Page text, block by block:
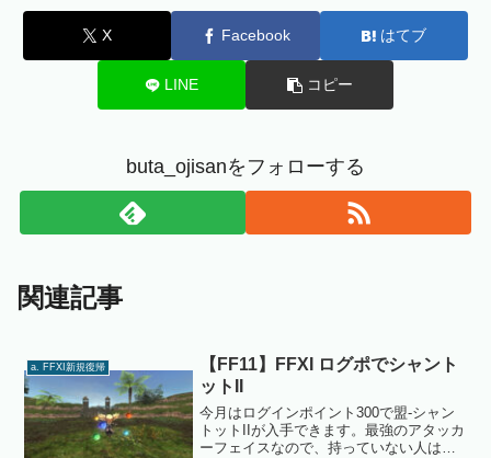
X Facebook はてブ
LINE コピー
buta_ojisanをフォローする
関連記事
a. FFXI新規復帰
【FF11】FFXI ログポでシャント
ットII
今月はログインポイント300で盟-シャン
トットIIが入手できます。最強のアタッカ
ーフェイスなので、持っていない人は急